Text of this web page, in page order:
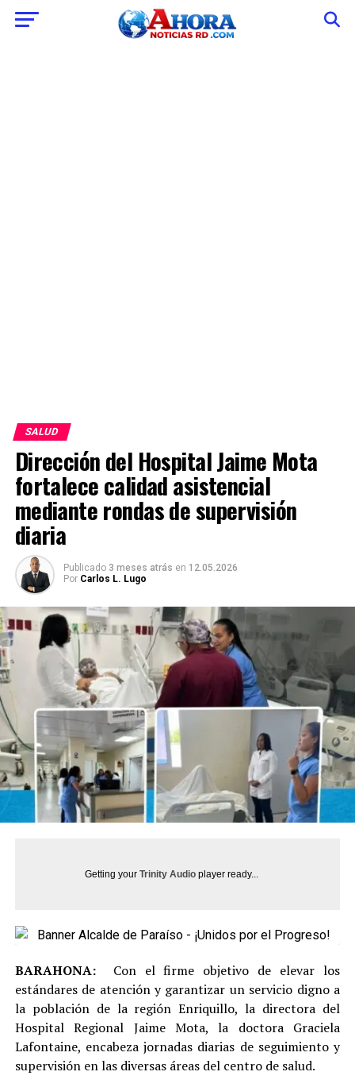
SALUD
Dirección del Hospital Jaime Mota
fortalece calidad asistencial
mediante rondas de supervisión
diaria
Publicado 3 meses atrás en 12.05.2026
Por Carlos L. Lugo
Getting your Trinity Audioplayer ready...
BARAHONA: Con el firme objetivo de elevar los
estándares de atención y garantizar un servicio digno a
la población de la región Enriquillo, la directora del
Hospital Regional Jaime Mota, la doctora Graciela
Lafontaine, encabeza jornadas diarias de seguimiento y
supervisión en las diversas áreas del centro de salud.